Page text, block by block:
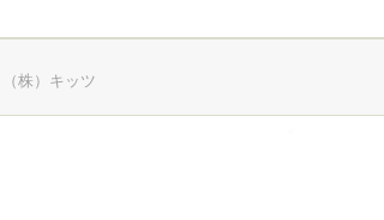
（株）キッツ